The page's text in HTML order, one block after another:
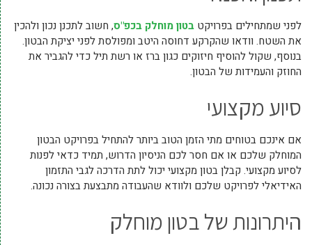
לפני שמתחילים בפרויקט בטון מוחלק בכפ"ס, חשוב לתכנן נכון ולהכין
את השטח. וודאו שהקרקע דחוסה היטב ומפולסת לפני יציקת הבטון.
בנוסף, שקול להוסיף חיזוקים כגון ברז או רשת תיל כדי להגביר את
החוזק והעמידות של הבטון.
סיוע מקצועי
אם אינכם בטוחים מתי הזמן הטוב ביותר להתחיל בפרויקט הבטון
המוחלק שלכם או אם חסר לכם הניסיון הדרוש, תמיד כדאי לפנות
לסיוע מקצועי. קבלן בטון מקצועי יכול לתת הדרכה לגבי התזמון
האידיאלי לפרויקט שלכם ולוודא שהעבודה מתבצעת בצורה נכונה.
היתרונות של בטון מוחלק